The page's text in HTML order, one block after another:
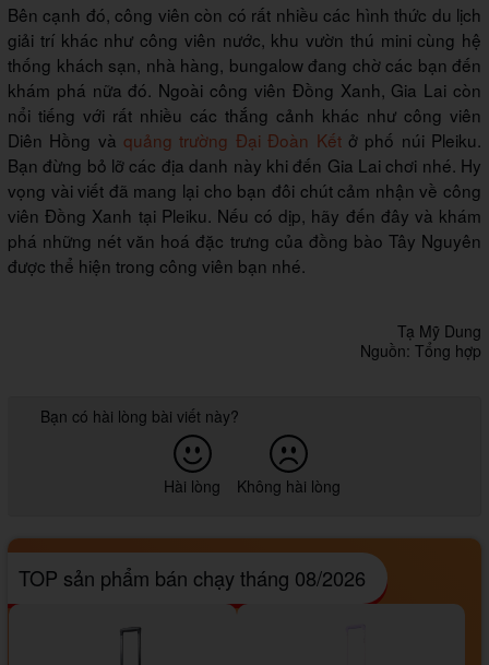
Bên cạnh đó, công viên còn có rất nhiều các hình thức du lịch
giải trí khác như công viên nước, khu vườn thú mini cùng hệ
thống khách sạn, nhà hàng, bungalow đang chờ các bạn đến
khám phá nữa đó. Ngoài công viên Đồng Xanh, Gia Lai còn
nổi tiếng với rất nhiều các thắng cảnh khác như công viên
Diên Hồng vàquảng trường Đại Đoàn Kếtở phố núi Pleiku.
Bạn đừng bỏ lỡ các địa danh này khi đến Gia Lai chơi nhé. Hy
vọng vài viết đã mang lại cho bạn đôi chút cảm nhận về công
viên Đồng Xanh tại Pleiku. Nếu có dịp, hãy đến đây và khám
phá những nét văn hoá đặc trưng của đồng bào Tây Nguyên
được thể hiện trong công viên bạn nhé.
Tạ Mỹ Dung
Nguồn: Tổng hợp
Bạn có hài lòng bài viết này?
Hài lòng Không hài lòng
TOP sản phẩm bán chạy tháng 08/2026